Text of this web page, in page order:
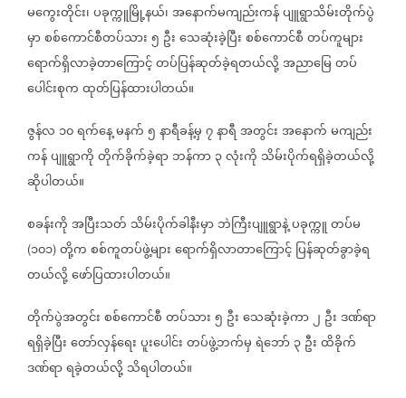
မကွေးတိုင်း၊ပခုက္ကူမြို့နယ်၊အနောက်မကျည်းကန်ပျူရွာသိမ်းတိုက်ပွဲ
မှာစစ်ကောင်စီတပ်သား၅ ဦးသေဆုံးခဲ့ပြီးစစ်ကောင်စီတပ်ကူများ
ရောက်ရှိလာခဲ့တာကြောင့်တပ်ပြန်ဆုတ်ခဲ့ရတယ်လို့အညာမြေတပ်
ပေါင်းစုကထုတ်ပြန်ထားပါတယ်။
ဇွန်လ ၁၀ရက်နေ့မနက်၅နာရီခန့်မှ၇နာရီအတွင်းအနောက်မကျည်း
ကန်ပျူရွာကိုတိုက်ခိုက်ခဲ့ရာဘန်ကာ၃လုံးကို သိမ်းပိုက်ရရှိခဲ့တယ်လို့
ဆိုပါတယ်။
စခန်းကိုအပြီးသတ် သိမ်းပိုက်ခါနီးမှာဘဲကြီးပျူရွာနဲ့ပခုက္ကူတပ်မ
(၁၀၁) တို့ကစစ်ကူတပ်ဖွဲ့များရောက်ရှိလာတာကြောင့်ပြန်ဆုတ်ခွာခဲ့ရ
တယ်လို့ဖော်ပြထားပါတယ်။
တိုက်ပွဲအတွင်းစစ်ကောင်စီတပ်သား၅ ဦးသေဆုံးခဲ့ကာ၂ ဦးဒဏ်ရာ
ရရှိခဲ့ပြီးတော်လှန်ရေးပူးပေါင်းတပ်ဖွဲ့ဘက်မှရဲဘော်၃ဦးထိခိုက်
ဒဏ်ရာရခဲ့တယ်လို့သိရပါတယ်။